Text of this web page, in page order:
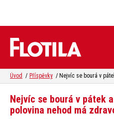
Úvod Příspěvky
Nejvíc se bourá v pátek
polovina nehod má